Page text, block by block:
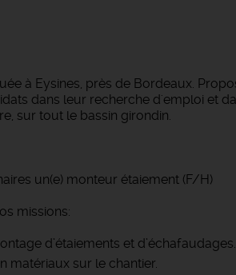
à Eysines, près de Bordeaux.
dans leur recherche d'emploi et
sur tout le bassin girondin.
un(e) monteur étaiement (F/H)
missions:
d’étaiements et d’échafaudages.
matériaux sur le chantier.